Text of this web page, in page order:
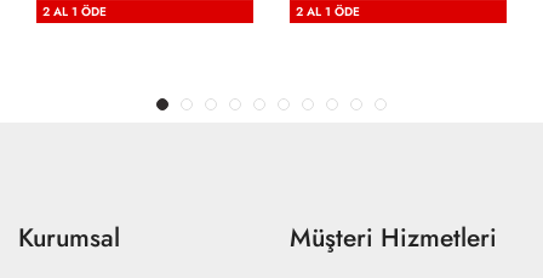
2 AL 1 ÖDE 2 AL 1 ÖDE
Kurumsal Müşteri Hizmetleri